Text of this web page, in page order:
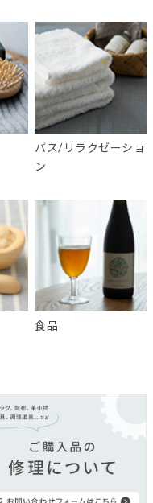
バス/リラクゼーショ
ン
食品